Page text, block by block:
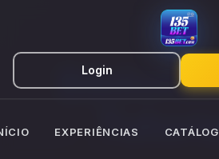
Login
EXPERIÊNCIAS